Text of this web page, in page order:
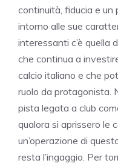
continuità, fiducia e
intorno alle sue
interessanti c’è quella
che continua a
calcio italiano e che
ruolo da protagonista.
pista legata a club
qualora si aprissero le
un’operazione di
resta l’ingaggio. Per